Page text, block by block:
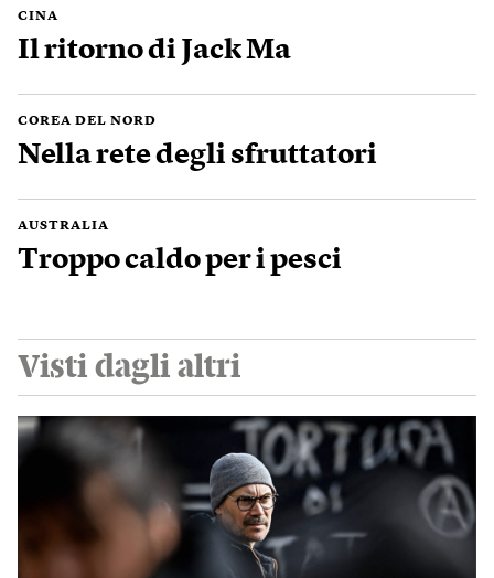
CINA
Il ritorno di Jack Ma
COREA DEL NORD
Nella rete degli sfruttatori
AUSTRALIA
Troppo caldo per i pesci
Visti dagli altri